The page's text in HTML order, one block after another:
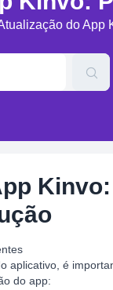
do App
aplicativo, é
do app: